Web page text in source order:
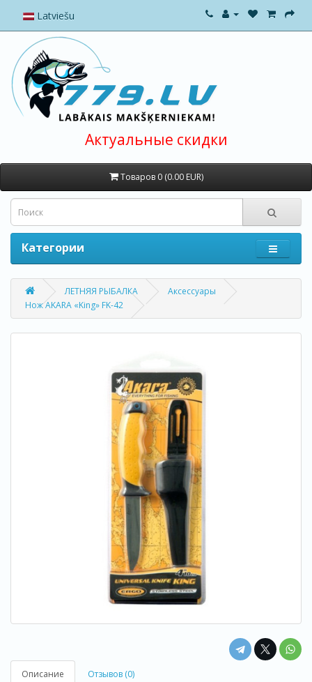
Latviešu
Актуальные скидки
Товаров 0 (0.00 EUR)
Категории
ЛЕТНЯЯ РЫБАЛКА
Аксессуары
Нож AKARA «King» FK-42
Описание Отзывов (0)